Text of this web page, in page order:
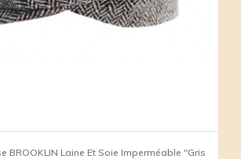
BROOKLIN Laine Et Soie Imperméable "Gris